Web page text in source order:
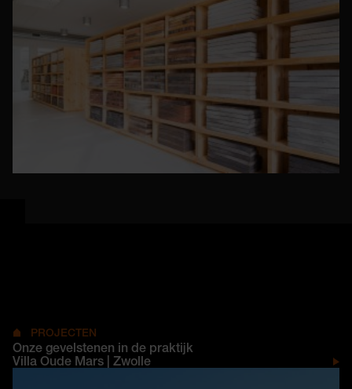
PROJECTEN
Onze gevelstenen in de praktijk
Villa Oude Mars | Zwolle